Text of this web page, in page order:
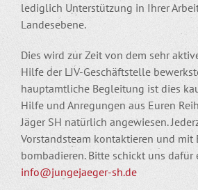
lediglich Unterstützung in Ihrer
Landesebene.
Dies wird zur Zeit von dem sehr
Hilfe der LJV-Geschäftstelle
hauptamtliche Begleitung ist dies
Hilfe und Anregungen aus Euren
Jäger SH natürlich angewiesen.
Vorstandsteam kontaktieren und mit
bombadieren. Bitte schickt uns dafür
info@jungejaeger-sh.de